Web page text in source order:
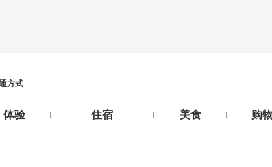
方式
体验 住宿 美食 购